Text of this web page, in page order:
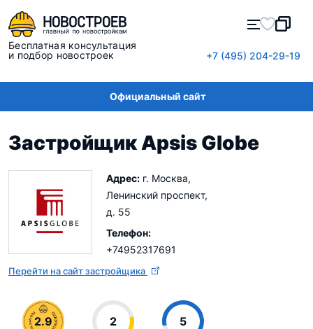
Бесплатная консультация
и подбор новостроек
+7 (495) 204-29-19
Официальный сайт
Застройщик Apsis Globe
Адрес: г. Москва,
Ленинский проспект,
д. 55
Телефон:
+74952317691
Перейти на сайт застройщика
2.9 2 5